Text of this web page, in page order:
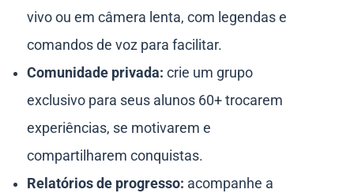
vivo ou em câmera lenta, com legendas e
comandos de voz para facilitar.
Comunidade privada: crie um grupo
exclusivo para seus alunos 60+ trocarem
experiências, se motivarem e
compartilharem conquistas.
Relatórios de progresso: acompanhe a